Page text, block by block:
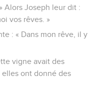
Alors Joseph leur dit :
vos rêves. »
: « Dans mon rêve, il y
vigne avait des
elles ont donné des